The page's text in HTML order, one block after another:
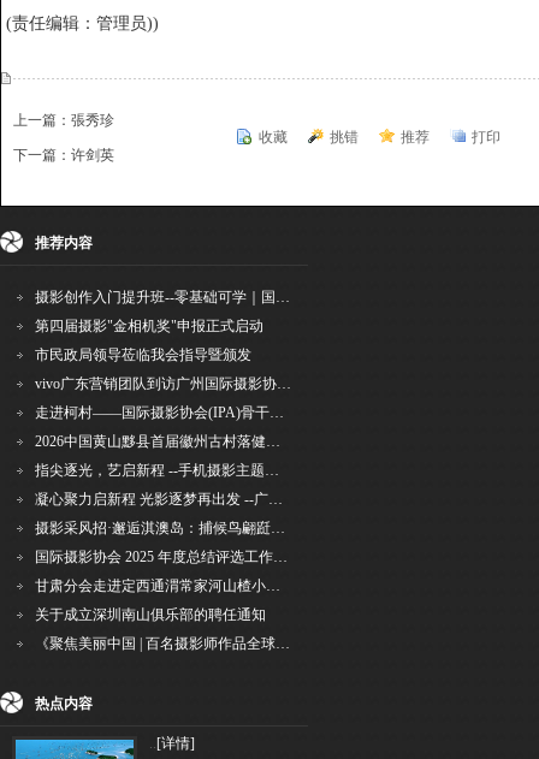
(责任编辑：管理员))
上一篇：張秀珍
下一篇：许剑英
收藏 挑错 推荐 打印
推荐内容
摄影创作入门提升班--零基础可学｜国际评委授课｜手机·相机均可｜AI工具｜摄影比赛指
第四届摄影"金相机奖"申报正式启动
市民政局领导莅临我会指导暨颁发
vivo广东营销团队到访广州国际摄影协会 共商合作事宜
走进柯村——国际摄影协会(IPA)骨干采风安徽行之6
2026中国黄山黟县首届徽州古村落健康跑圆满举行
指尖逐光，艺启新程 --手机摄影主题讲座在市老年干部大学圆满落幕
凝心聚力启新程 光影逐梦再出发 --广州国际摄影协会2026年首次会长秘书长会议召开
摄影采风招·邂逅淇澳岛：捕候鸟翩跹，寻古村烟火，追海上霞光
国际摄影协会 2025 年度总结评选工作的通知
甘肃分会走进定西通渭常家河山楂小镇旅游景区开展"红果满枝迎丰岁·山楂小镇庆佳节"为主
关于成立深圳南山俱乐部的聘任通知
《聚焦美丽中国 | 百名摄影师作品全球巡回展》（晋中）开幕新闻通稿
热点内容
..[详情]